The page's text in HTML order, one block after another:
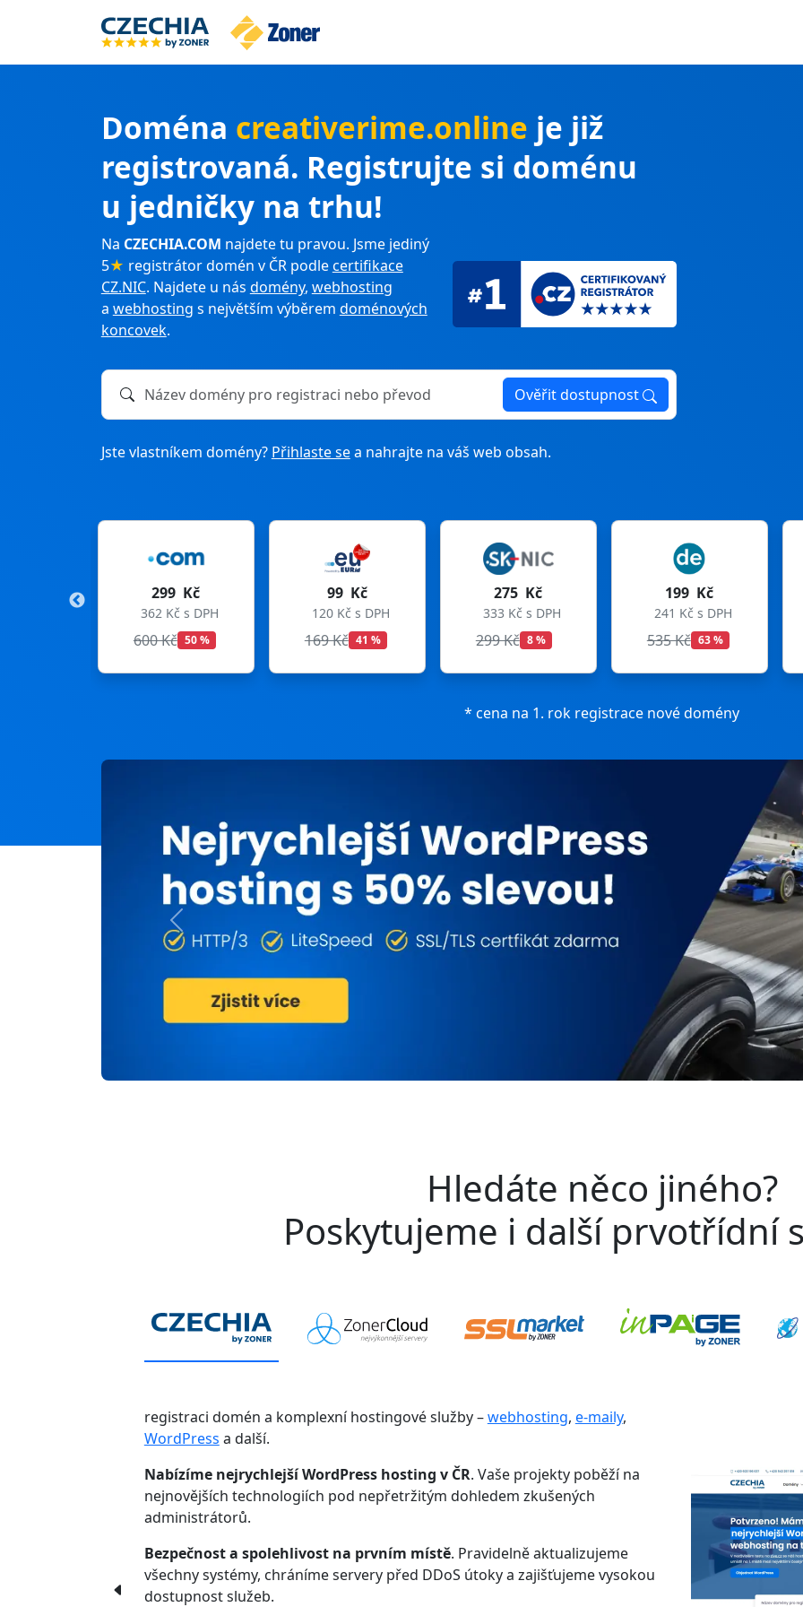
Doména creativerime.online je již
registrovaná. Registrujte si doménu
u jedničky na trhu!
Na CZECHIA.COM najdete tu pravou. Jsme jediný
5★ registrátor domén v ČR podlecertifikace
CZ.NIC. Najdete u nás domény, webhosting
a webhosting s největším výběrem doménových
koncovek.
Název domény k registraci nebo převodu Ověřit dostupnost
Jste vlastníkem domény? Přihlaste sea nahrajte na váš web obsah.
299 Kč
362 Kč s DPH 120 Kč s DPH
169 Kč
333 Kč s DPH
299 Kč
241 Kč s DPH
535 Kč
241 Kč s DPH
699 Kč
* cena na 1. rok registrace nové domény
Previous
Hledáte něco jiného?
Poskytujeme i další prvotřídní
registraci domén a komplexní hostingové služby –webhosting, e-maily,
WordPress a další.
Nabízíme nejrychlejší WordPress hosting v ČR. Vaše projekty poběží na
nejnovějších technologiích pod nepřetržitým dohledem zkušených
administrátorů.
Bezpečnost a spolehlivost na prvním místě. Pravidelně aktualizujeme
všechny systémy, chráníme servery před DDoS útoky a zajišťujeme vysokou
dostupnost služeb.